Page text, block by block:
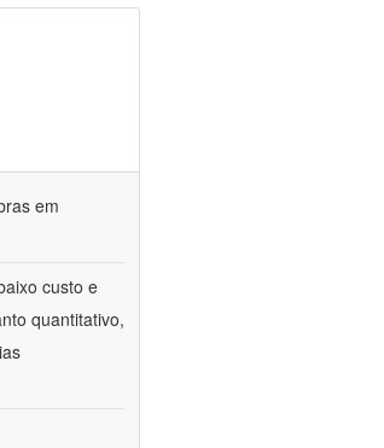
em
custo e
quantitativo,